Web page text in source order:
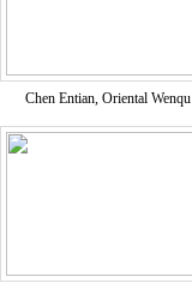
Chen Entian, Oriental Wenqu